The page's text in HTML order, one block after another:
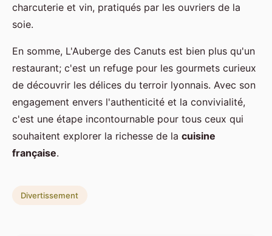
charcuterie et vin, pratiqués par les ouvriers de la
soie.
En somme, L'Auberge des Canuts est bien plus qu'un
restaurant; c'est un refuge pour les gourmets curieux
de découvrir les délices du terroir lyonnais. Avec son
engagement envers l'authenticité et la convivialité,
c'est une étape incontournable pour tous ceux qui
souhaitent explorer la richesse de la cuisine
française.
Divertissement